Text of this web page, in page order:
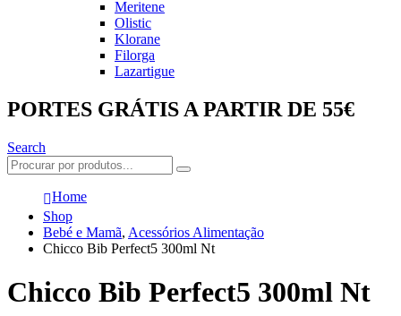
Meritene
Olistic
Klorane
Filorga
Lazartigue
PORTES GRÁTIS A PARTIR DE 55€
Search
Home
Shop
Bebé e Mamã, Acessórios Alimentação
Chicco Bib Perfect5 300ml Nt
Chicco Bib Perfect5 300ml Nt